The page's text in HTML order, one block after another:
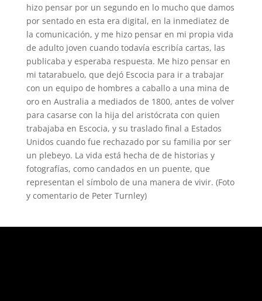
hizo pensar por un segundo en lo mucho que damos
por sentado en esta era digital, en la inmediatez de
la comunicación, y me hizo pensar en mi propia vida
de adulto joven cuando todavía escribía cartas, las
publicaba y esperaba respuesta. Me hizo pensar en
mi tatarabuelo, que dejó Escocia para ir a trabajar
con un equipo de hombres a caballo a una mina de
oro en Australia a mediados de 1800, antes de volver
para casarse con la hija del aristócrata con quien
trabajaba en Escocia, y su traslado final a Estados
Unidos cuando fue rechazado por su familia por ser
un plebeyo. La vida está hecha de de historias y
fotografías, como candados en un puente, que
representan el símbolo de una manera de vivir. (Foto
y comentario de Peter Turnley)